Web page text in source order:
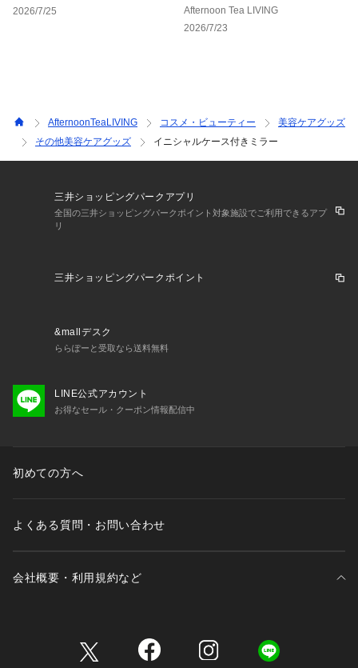
2026/7/25
Afternoon Tea LIVING
2026/7/23
AfternoonTeaLIVING コスメ・ビューティー
美容ケアグッズ
その他美容ケアグッズ
イニシャルケース付きミラー
三井ショッピングパークアプリ
全国の三井ショッピングパークポイント対象施設でご利用できるアプ
リ
三井ショッピングパークポイント
&mallデスク
ららぽーと受取なら送料無料
LINE公式アカウント
お得なセール・クーポン情報配信中
初めての方へ
よくある質問・お問い合わせ
会社概要・利用規約など